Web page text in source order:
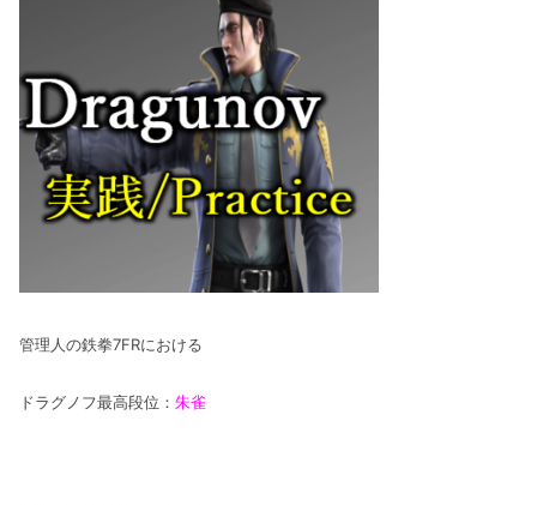
管理人の鉄拳7FRにおける
ドラグノフ最高段位： 朱雀